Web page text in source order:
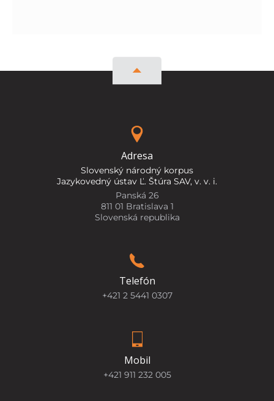
Adresa
Slovenský národný korpus
Jazykovedný ústav Ľ. Štúra SAV, v. v. i.
Panská 26
811 01 Bratislava 1
Slovenská republika
Telefón
+421 2 5441 0307
Mobil
+421 911 232 005